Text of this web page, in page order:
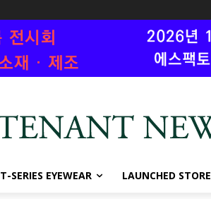
T-SERIES EYEWEAR LAUNCHED STORE